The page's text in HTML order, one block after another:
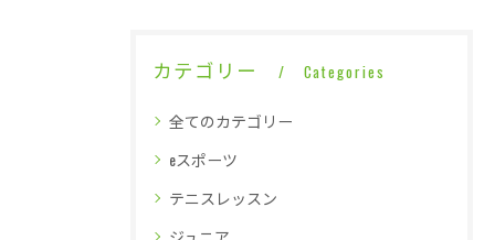
カテゴリー Categories
全てのカテゴリー
eスポーツ
テニスレッスン